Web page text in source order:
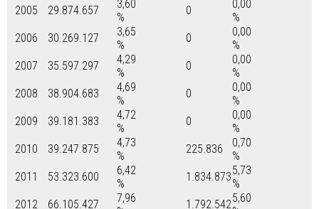
2005
29.874.657
3,60
%
0
0,00
%
2006
30.269.127
3,65
%
0
0,00
%
2007
35.597.297
4,29
%
0
0,00
%
2008
38.904.683
4,69
%
0
0,00
%
2009
39.181.383
4,72
%
0
0,00
%
2010
39.247.875
4,73
%
225.836
0,70
%
2011
53.323.600
6,42
%
1.834.8735,73
%
2012
66.105.427
7,96
1.792.5425,60